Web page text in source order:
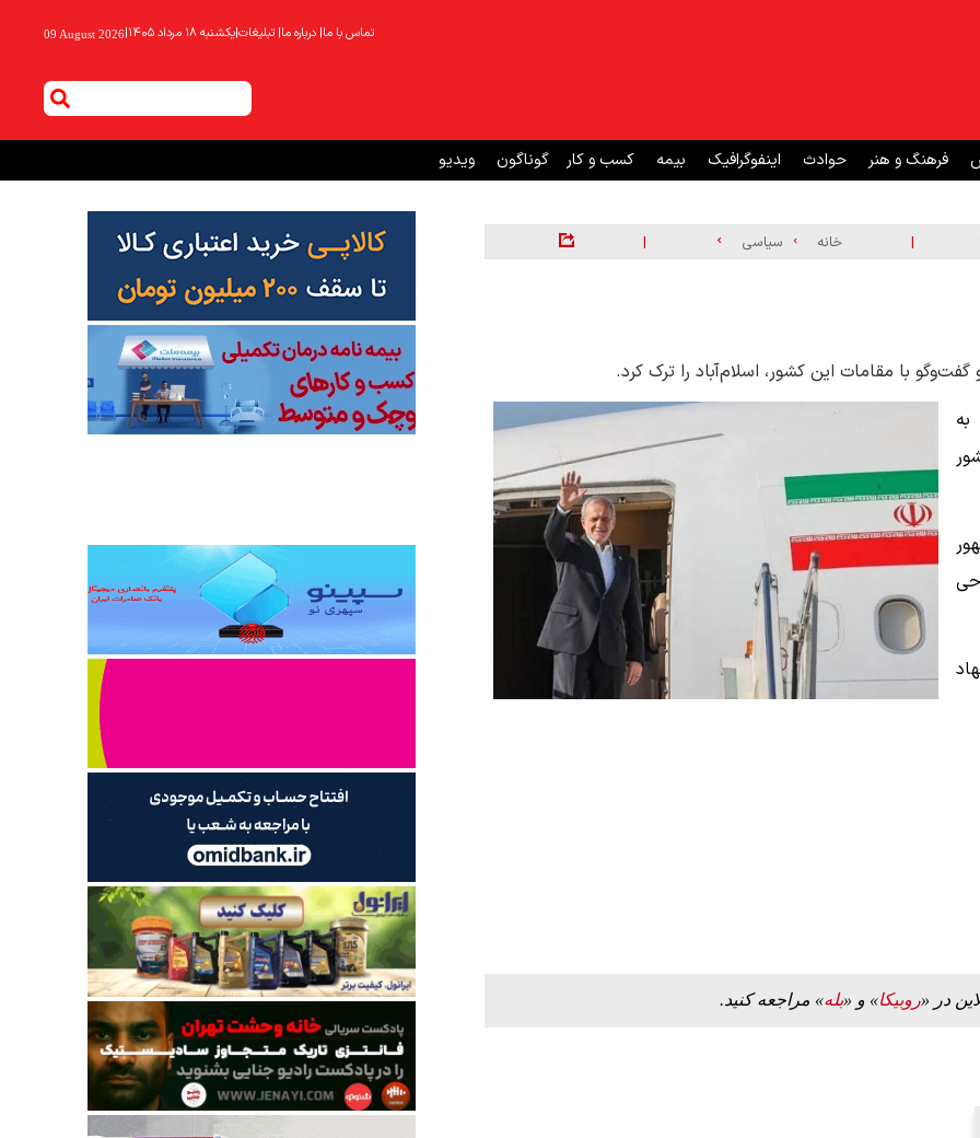
تماس با ما| درباره ما| تبلیغات|یکشنبه ۱۸ مرداد ۱۴۰۵ |
09 August 2026
فرهنگ و هنر حوادث اینفوگرافیک بیمه کسب و کار گوناگون ویدیو
| خانه سیاسی |
با مقامات این کشور، اسلام‌آباد را ترک کرد.
در «روبیکا» و «بله» مراجعه کنید.